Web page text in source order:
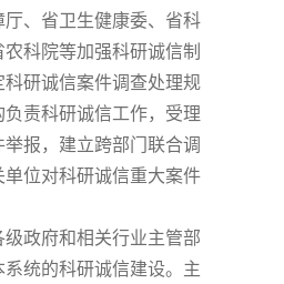
厅、省卫生健康委、省科
科院等加强科研诚信制
研诚信案件调查处理规
责科研诚信工作，受理
报，建立跨部门联合调
位对科研诚信重大案件
政府和相关行业主管部
统的科研诚信建设。主